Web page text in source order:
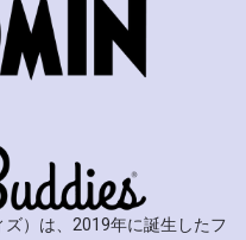
）は、2019年に誕生したフ